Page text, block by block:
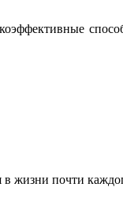
жизни почти